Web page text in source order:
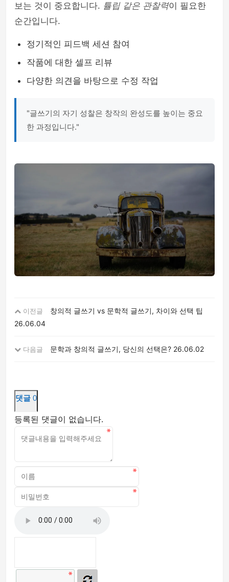
보는 것이 중요합니다. 튤립 같은 관찰력이 필요한
순간입니다.
정기적인 피드백 세션 참여
작품에 대한 셀프 리뷰
다양한 의견을 바탕으로 수정 작업
"글쓰기의 자기 성찰은 창작의 완성도를 높이는 중요
한 과정입니다."
이전글
창의적 글쓰기 vs 문학적 글쓰기, 차이와 선택 팁
26.06.04
다음글 문학과 창의적 글쓰기, 당신의 선택은? 26.06.02
댓글 0
등록된 댓글이 없습니다.